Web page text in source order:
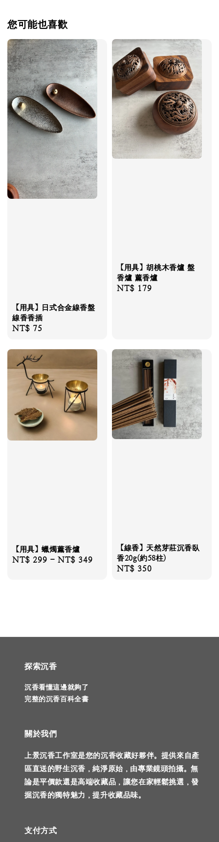
您可能也喜歡
【用具】日式合金線香盤
線香香插
Regular
NT$ 75
【用具】胡桃木香爐 盤
香爐 薰香爐
Regular
NT$ 179
【用具】蠟燭薰香爐
Regular
NT$ 299 -NT$ 349
【線香】天然芽莊沉香臥
香20g(約58柱)
Regular
NT$ 350
探索沉香
沉香看懂這邊就夠了
完整的沉香百科全書
關於我們
上景沉香工作室是您的沉香收藏好夥伴。提供來自產
區直送的野生沉香，純淨原始，由專業鏡頭拍攝。無
論是平價款還是高端收藏品，讓您在家輕鬆挑選，發
掘沉香的獨特魅力，提升收藏品味。
支付方式